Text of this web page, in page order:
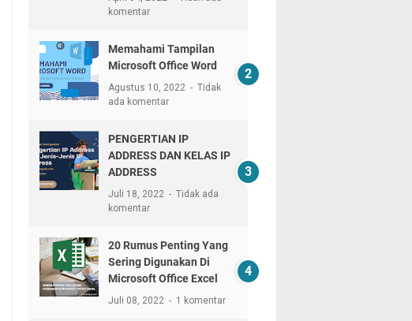
komentar
Memahami Tampilan
Microsoft Office Word
Agustus 10, 2022
Tidak
ada komentar
PENGERTIAN IP
ADDRESS DAN KELAS IP
ADDRESS
Juli 18, 2022
Tidak ada
komentar
20 Rumus Penting Yang
Sering Digunakan Di
Microsoft Office Excel
Juli 08, 2022 1 komentar